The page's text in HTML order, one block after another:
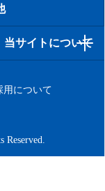
当サイトについて
用について